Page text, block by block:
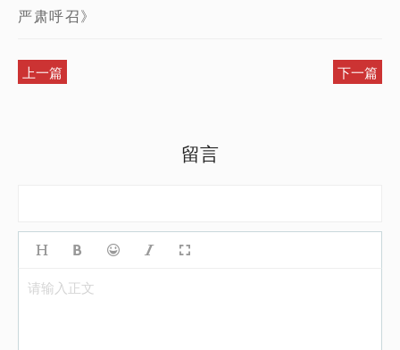
严肃呼召》
上一篇 下一篇
留言
请输入正文